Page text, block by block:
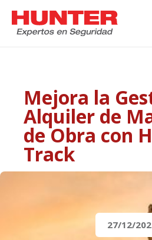
Mejora la
Alquiler de
de Obra con
Track
27/12/